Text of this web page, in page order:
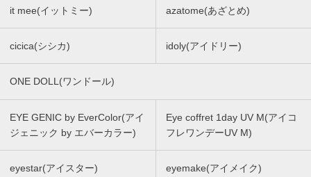
it mee(イットミー) azatome(あざとめ)
cicica(シシカ) idoly(アイドリー)
ONE DOLL(ワンドール)
EYE GENIC by EverColor(アイ
ジェニック by エバーカラー)
Eye coffret 1day UV M(アイコ
フレワンデーUV M)
eyestar(アイスター) eyemake(アイメイク)